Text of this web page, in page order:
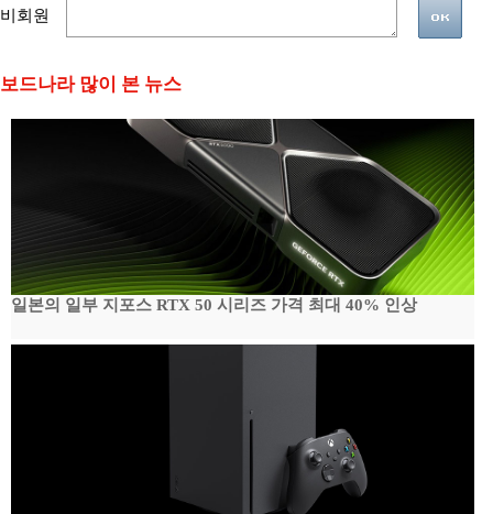
비회원
보드나라 많이 본 뉴스
일본의 일부 지포스 RTX 50 시리즈 가격 최대 40% 인상